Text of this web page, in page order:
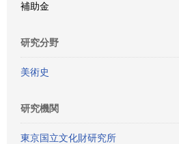
補助金
研究分野
美術史
研究機関
東京国立文化財研究所